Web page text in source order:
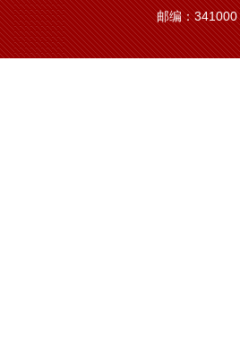
邮编：341000